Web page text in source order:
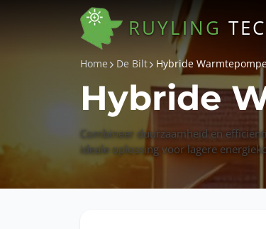
RUYLING
Home De Bilt Hybride
Hybride
Combineer duurzaamheid en
ideale oplossing voor lagere